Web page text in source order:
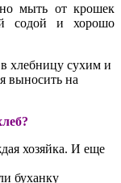
мыть от крошек
содой и хорошо
хлебницу сухим и
выносить на
хозяйка. И еще
буханку